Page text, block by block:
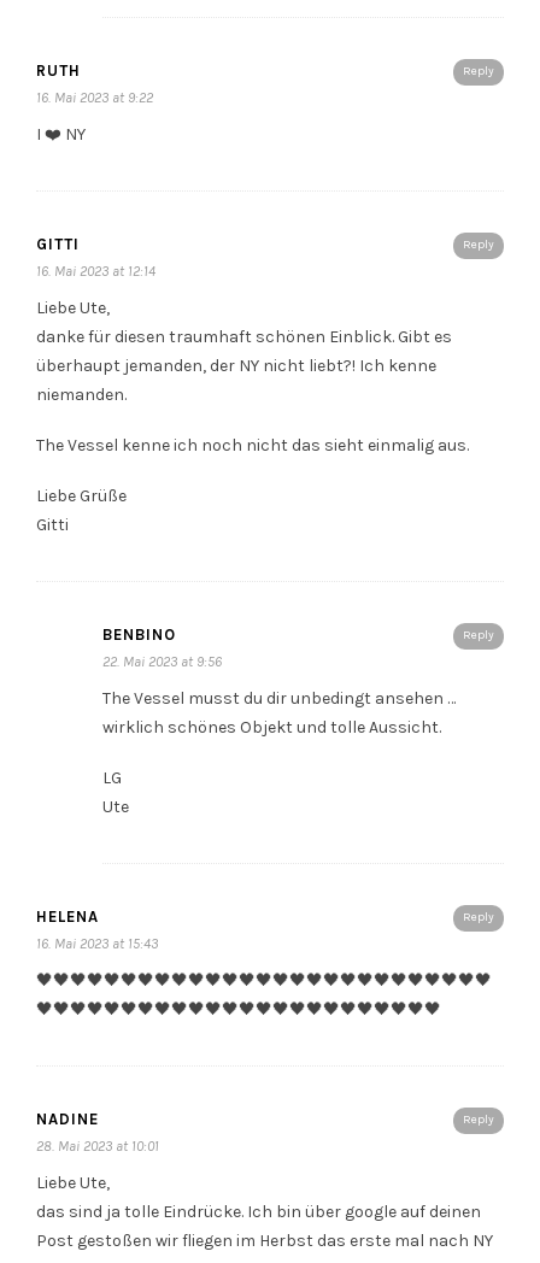
Reply
RUTH
16. Mai 2023 at 9:22
I ❤️ NY
Reply
GITTI
16. Mai 2023 at 12:14
Liebe Ute,
danke für diesen traumhaft schönen Einblick. Gibt es
überhaupt jemanden, der NY nicht liebt?! Ich kenne
niemanden.
The Vessel kenne ich noch nicht das sieht einmalig aus.
Liebe Grüße
Gitti
Reply
BENBINO
22. Mai 2023 at 9:56
The Vessel musst du dir unbedingt ansehen …
wirklich schönes Objekt und tolle Aussicht.
LG
Ute
Reply
HELENA
16. Mai 2023 at 15:43
🖤🖤🖤🖤🖤🖤🖤🖤🖤🖤🖤🖤🖤🖤🖤🖤🖤🖤🖤🖤🖤🖤🖤🖤🖤🖤🖤
🖤🖤🖤🖤🖤🖤🖤🖤🖤🖤🖤🖤🖤🖤🖤🖤🖤🖤🖤🖤🖤🖤🖤🖤
Reply
NADINE
28. Mai 2023 at 10:01
Liebe Ute,
das sind ja tolle Eindrücke. Ich bin über google auf deinen
Post gestoßen wir fliegen im Herbst das erste mal nach NY